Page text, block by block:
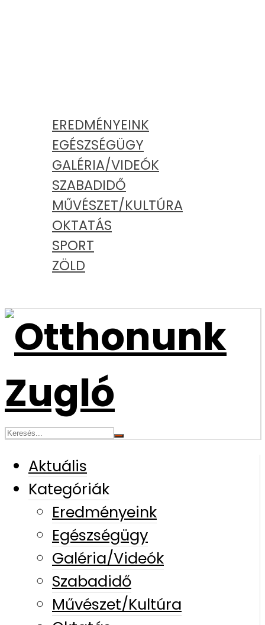
EREDMÉNYEINK
EGÉSZSÉGÜGY
GALÉRIA/VIDEÓK
SZABADIDŐ
MŰVÉSZET/KULTÚRA
OKTATÁS
SPORT
ZÖLD
Aktuális
Kategóriák
Eredményeink
Egészségügy
Galéria/Videók
Szabadidő
Művészet/Kultúra